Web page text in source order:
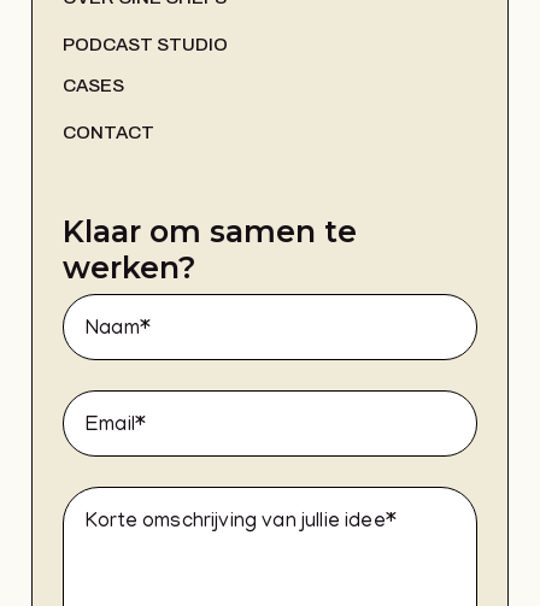
PODCAST STUDIO
CASES
CONTACT
Klaar om samen te
werken?